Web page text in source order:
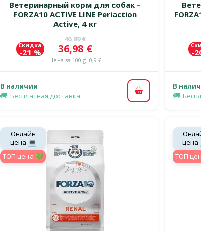
Ветеринарный корм для собак –
FORZA10 ACTIVE LINE Periaction
Active, 4 кг
Исходная цена
46,99 €
Цена
36,98 €
Цена за 100 g: 0,9 €
Скидка
-21 %
В наличии
Бесплатная доставка
В корзину
-
В
Онлайн
цена 💻
TOП цена 💚
цена
TOП